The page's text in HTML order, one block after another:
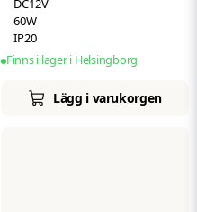
DC12V
60W
IP20
Finns i lager i Helsingborg
Lägg i varukorgen